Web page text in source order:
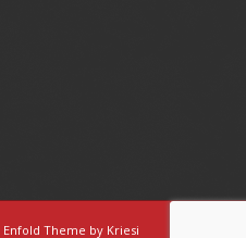
Enfold Theme by Kriesi